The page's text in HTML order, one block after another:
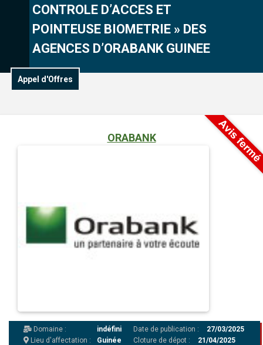
CONTROLE D’ACCES ET
POINTEUSE BIOMETRIE » DES
AGENCES D’ORABANK GUINEE
Appel d'Offres
ORABANK
Domaine :
indéfini
Lieu d'affectation :
Guinée
Date de publication :
27/03/2025
Cloture de dépot :
21/04/2025